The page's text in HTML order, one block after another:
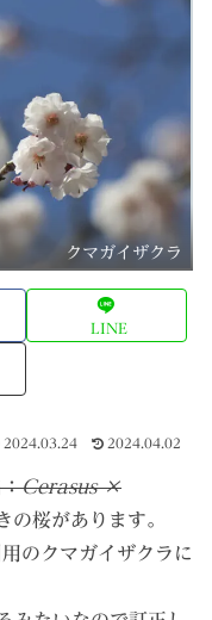
クマガイザクラ
LINE
2024.03.24 2024.04.02
Cerasus ×
の桜があります。
のクマガイザクラに